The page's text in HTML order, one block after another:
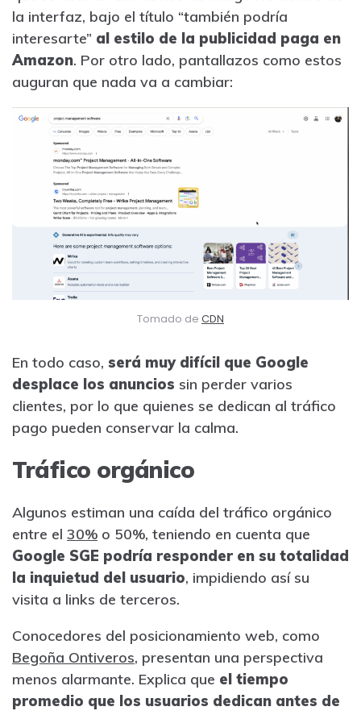
la interfaz, bajo el título “también podría
interesarte” al estilo de la publicidad paga en
Amazon. Por otro lado, pantallazos como estos
auguran que nada va a cambiar:
Tomado de CDN
En todo caso, será muy difícil que Google
desplace los anuncios sin perder varios
clientes, por lo que quienes se dedican al tráfico
pago pueden conservar la calma.
Tráfico orgánico
Algunos estiman una caída del tráfico orgánico
entre el 30% o 50%, teniendo en cuenta que
Google SGE podría responder en su totalidad
la inquietud del usuario, impidiendo así su
visita a links de terceros.
Conocedores del posicionamiento web, como
Begoña Ontiveros, presentan una perspectiva
menos alarmante. Explica que el tiempo
promedio que los usuarios dedican antes de